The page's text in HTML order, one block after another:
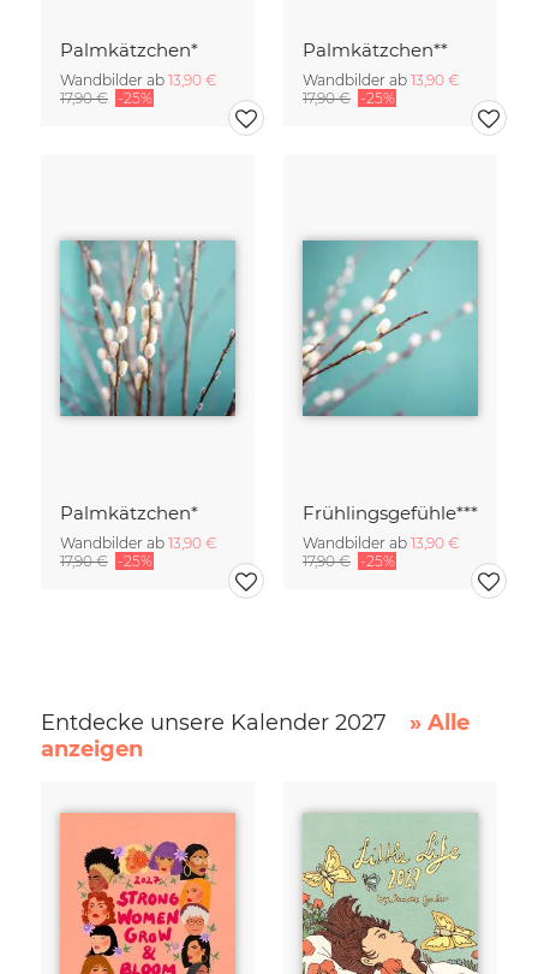
Palmkätzchen*
Wandbilder ab 13,90 €
17,90 € -25%
Palmkätzchen**
Wandbilder ab 13,90 €
17,90 € -25%
Palmkätzchen*
Wandbilder ab 13,90 €
17,90 € -25%
Frühlingsgefühle***
Wandbilder ab 13,90 €
17,90 € -25%
Entdecke unsere Kalender 2027
» Alle
anzeigen